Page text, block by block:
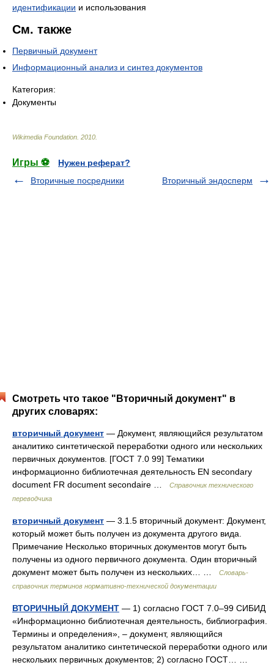
идентификации и использования
См. также
Первичный документ
Информационный анализ и синтез документов
Категория:
Документы
Wikimedia Foundation 2010
Игры ⚽
Нужен реферат?
Вторичные посредники
Вторичный эндосперм
Смотреть что такое "Вторичный документ" в
других словарях:
вторичный документ — Документ, являющийся результатом
аналитико синтетической переработки одного или нескольких
первичных документов. [ГОСТ 7.0 99] Тематики
информационно библиотечная деятельность EN secondary
document FR document secondaire …
Справочник технического
переводчика
вторичный документ — 3.1.5 вторичный документ: Документ,
который может быть получен из документа другого вида.
Примечание Несколько вторичных документов могут быть
получены из одного первичного документа. Один вторичный
документ может быть получен из нескольких… …
Словарь-
справочник терминов нормативно-технической документации
ВТОРИЧНЫЙ ДОКУМЕНТ — 1) согласно ГОСТ 7.0–99 СИБИД
«Информационно библиотечная деятельность, библиография.
Термины и определения», – документ, являющийся
результатом аналитико синтетической переработки одного или
нескольких первичных документов; 2) согласно ГОСТ… …